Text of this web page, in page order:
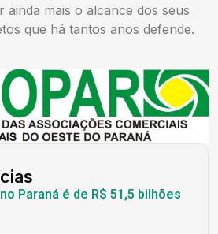
ainda mais o alcance dos seus
que há tantos anos defende.
Paraná é de R$ 51,5 bilhões